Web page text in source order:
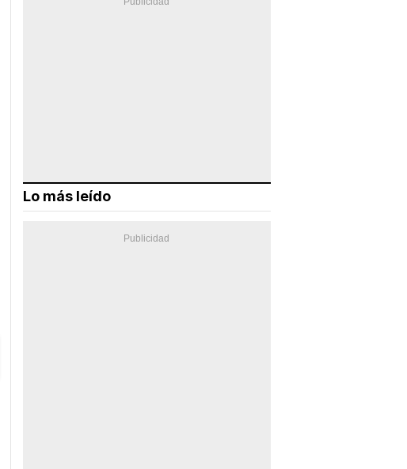
Lo más leído